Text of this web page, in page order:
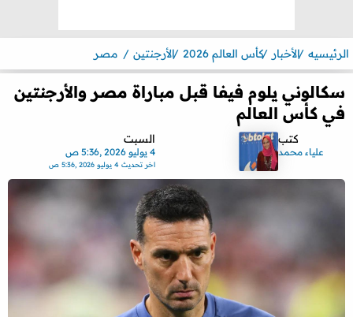
الرئيسيه الأخبار كأس العالم 2026 الأرجنتين مصر
سكالوني يلوم فيفا قبل مباراة مصر والأرجنتين
في كأس العالم
كتب
علياء محمد
السبت
4 يوليو 2026 ,5:36 ص
اخر تحديث4 يوليو 2026 ,5:36 ص